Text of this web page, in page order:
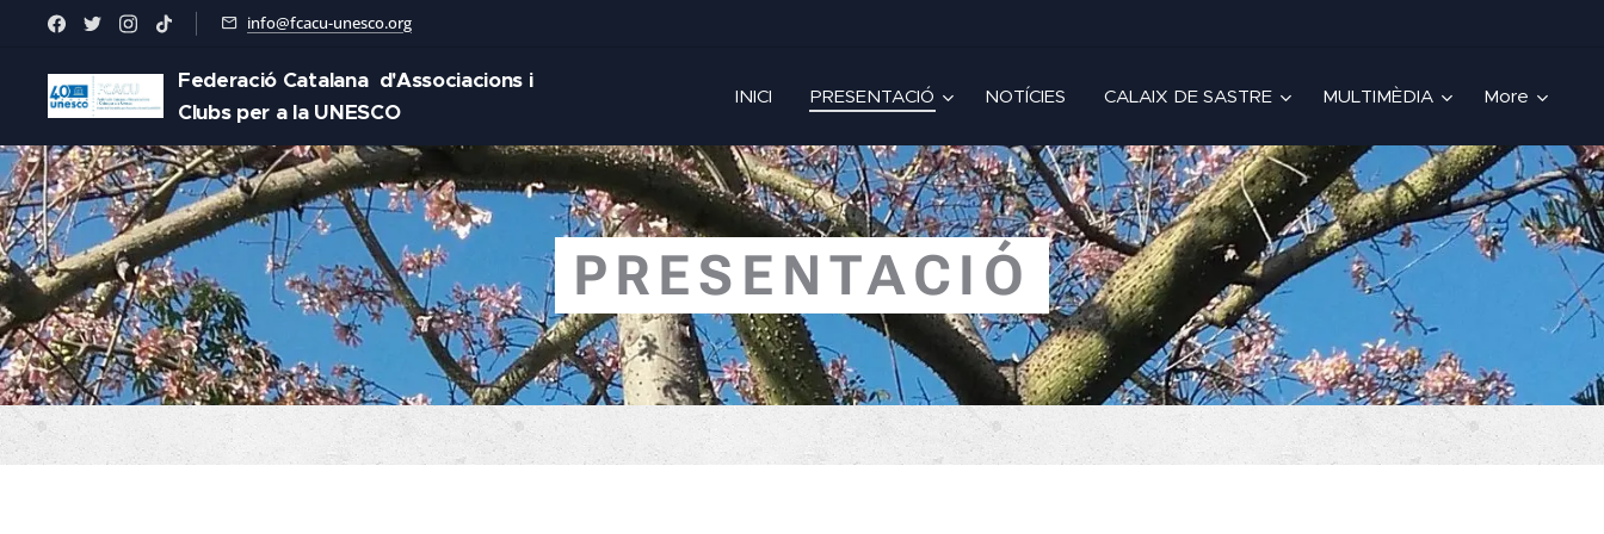
info@fcacu-unesco.org
Federació Catalana d'Associacions i
Clubs per a la UNESCO
INICI PRESENTACIÓ NOTÍCIES CALAIX DE SASTRE MULTIMÈDIA More
PRESENTACIÓ